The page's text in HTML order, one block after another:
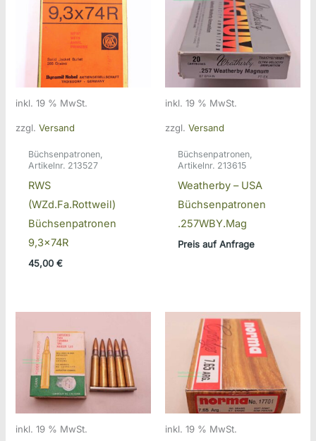
inkl. 19 % MwSt.
zzgl.Versand
Büchsenpatronen,
Artikelnr. 213527
RWS
(WZd.Fa.Rottweil)
Büchsenpatronen
9,3x74R
45,00 €
inkl. 19 % MwSt.
zzgl. Versand
Büchsenpatronen,
Artikelnr. 213615
Weatherby – USA
Büchsenpatronen
.257WBY.Mag
Preis auf Anfrage
inkl. 19 % MwSt. inkl. 19 % MwSt.